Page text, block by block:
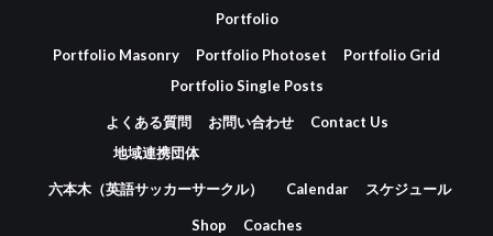
Portfolio
Portfolio Masonry Portfolio Photoset
Portfolio Grid
Portfolio Single Posts
よくある質問 お問い合わせ
Contact Us
地域連携団体
六本木（英語サッカーサークル） Calendar スケジュール
Shop
Coaches